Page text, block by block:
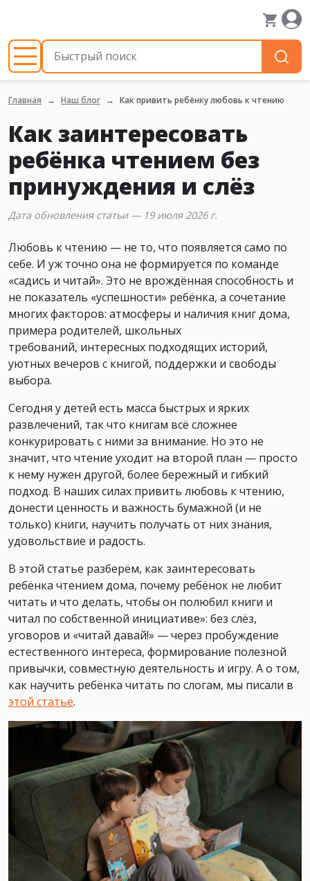
Главная Наш блог Как привить ребёнку любовь к чтению
Как заинтересовать
ребёнка чтением без
принуждения и слёз
Дата обновления статьи — 19 июля 2026 г.
Любовь к чтению — не то, что появляется само по
себе. И уж точно она не формируется по команде
«садись и читай». Это не врождённая способность и
не показатель «успешности» ребёнка, а сочетание
многих факторов: атмосферы и наличия книг дома,
примера родителей, школьных
требований, интересных подходящих историй,
уютных вечеров с книгой, поддержки и свободы
выбора.
Сегодня у детей есть масса быстрых и ярких
развлечений, так что книгам всё сложнее
конкурировать с ними за внимание. Но это не
значит, что чтение уходит на второй план — просто
к нему нужен другой, более бережный и гибкий
подход. В наших силах привить любовь к чтению,
донести ценность и важность бумажной (и не
только) книги, научить получать от них знания,
удовольствие и радость.
В этой статье разберём, как заинтересовать
ребёнка чтением дома, почему ребёнок не любит
читать и что делать, чтобы он полюбил книги и
читал по собственной инициативе»: без слёз,
уговоров и «читай давай!» — через пробуждение
естественного интереса, формирование полезной
привычки, совместную деятельность и игру. А о том,
как научить ребёнка читать по слогам, мы писали в
этой статье.